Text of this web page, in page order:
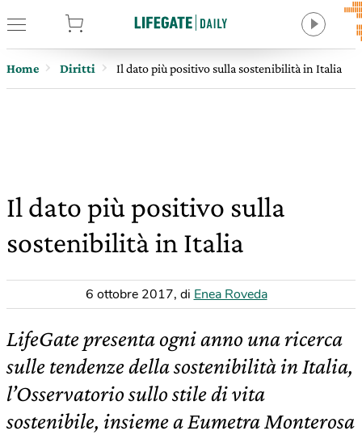
Home Diritti Il dato più positivo sulla sostenibilità in Italia
Il dato più positivo sulla
sostenibilità in Italia
6 ottobre 2017, di Enea Roveda
LifeGate presenta ogni anno una ricerca
sulle tendenze della sostenibilità in Italia,
l’Osservatorio sullo stile di vita
sostenibile, insieme a Eumetra Monterosa